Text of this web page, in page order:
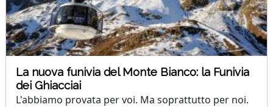
La nuova funivia del Monte Bianco: la Funivia
dei Ghiacciai
L'abbiamo provata per voi. Ma soprattutto per noi.